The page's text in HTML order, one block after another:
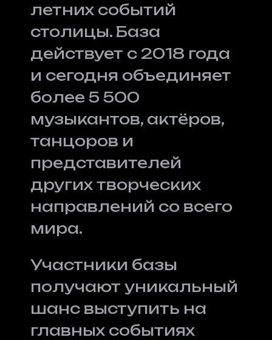
летних событий
столицы. База
действует с 2018 года
и сегодня объединяет
более 5 500
музыкантов, актёров,
танцоров и
представителей
других творческих
направлений со всего
мира.
Участники базы
получают уникальный
шанс выступить на
главных событиях